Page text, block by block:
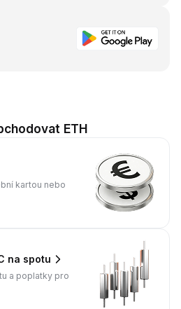
ETH
kartou nebo
na spotu
a poplatky pro